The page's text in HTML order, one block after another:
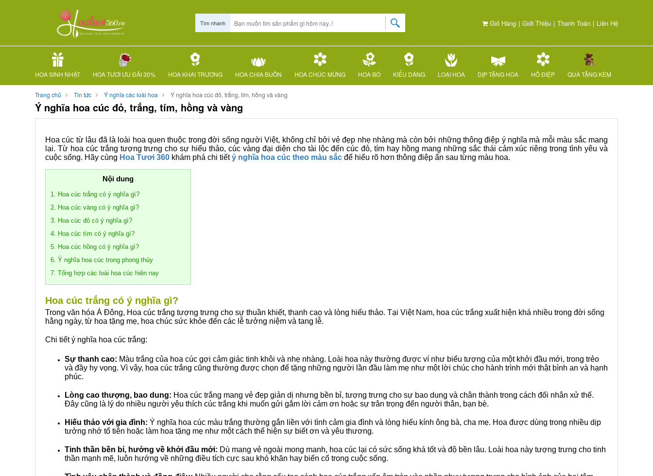
Giỏ Hàng | Giới Thiệu | Thanh Toán | Liên Hệ
Tìm nhanh
HOA SINH NHẬT HOA TƯƠI ƯU ĐÃI 30% HOA KHAI TRƯƠNG HOA CHIA BUỒN HOA CHÚC MỪNG HOA BÓ KIỂU DÁNG LOẠI HOA DỊP TẶNG HOA HỒ ĐIỆP QUÀ TẶNG KÈM
Trang chủ Tin tức Ý nghĩa các loài hoa Ý nghĩa hoa cúc đỏ, trắng, tím, hồng và vàng
Ý nghĩa hoa cúc đỏ, trắng, tím, hồng và vàng
Hoa cúc từ lâu đã là loài hoa quen thuộc trong đời sống người Việt, không chỉ bởi vẻ đẹp nhẹ nhàng mà còn bởi những thông điệp ý nghĩa mà mỗi màu sắc mang
lại. Từ hoa cúc trắng tượng trưng cho sự hiếu thảo, cúc vàng đại diện cho tài lộc đến cúc đỏ, tím hay hồng mang những sắc thái cảm xúc riêng trong tình yêu và
cuộc sống. Hãy cùng Hoa Tươi 360 khám phá chi tiếtý nghĩa hoa cúc theo màu sắc để hiểu rõ hơn thông điệp ẩn sau từng màu hoa.
Nội dung
1. Hoa cúc trắng có ý nghĩa gì?
2. Hoa cúc vàng có ý nghĩa gì?
3. Hoa cúc đỏ có ý nghĩa gì?
4. Hoa cúc tím có ý nghĩa gì?
5. Hoa cúc hồng có ý nghĩa gì?
6. Ý nghĩa hoa cúc trong phong thủy
7. Tổng hợp các loài hoa cúc hiện nay
Hoa cúc trắng có ý nghĩa gì?
Trong văn hóa Á Đông, Hoa cúc trắng tượng trưng cho sự thuần khiết, thanh cao và lòng hiếu thảo. Tại Việt Nam, hoa cúc trắng xuất hiện khá nhiều trong đời sống
hằng ngày, từ hoa tặng mẹ, hoa chúc sức khỏe đến các lễ tưởng niệm và tang lễ.
Chi tiết ý nghĩa hoa cúc trắng:
Sự thanh cao: Màu trắng của hoa cúc gợi cảm giác tinh khôi và nhẹ nhàng. Loài hoa này thường được ví như biểu tượng của một khởi đầu mới, trong trẻo
và đầy hy vọng. Vì vậy, hoa cúc trắng cũng thường được chọn để tặng những người lần đầu làm mẹ như một lời chúc cho hành trình mới thật bình an và hạnh
phúc.
Lòng cao thượng, bao dung: Hoa cúc trắng mang vẻ đẹp giản dị nhưng bền bỉ, tượng trưng cho sự bao dung và chân thành trong cách đối nhân xử thế.
Đây cũng là lý do nhiều người yêu thích cúc trắng khi muốn gửi gắm lời cảm ơn hoặc sự trân trọng đến người thân, bạn bè.
Hiếu thảo với gia đình: Ý nghĩa hoa cúc màu trắng thường gắn liền với tình cảm gia đình và lòng hiếu kính ông bà, cha mẹ. Hoa được dùng trong nhiều dịp
tưởng nhớ tổ tiên hoặc làm hoa tặng mẹ như một cách thể hiện sự biết ơn và yêu thương.
Tinh thần bền bỉ, hướng về khởi đầu mới: Dù mang vẻ ngoài mong manh, hoa cúc lại có sức sống khá tốt và độ bền lâu. Loài hoa này tượng trưng cho tinh
thần mạnh mẽ, luôn hướng về những điều tích cực sau khó khăn hay biến cố trong cuộc sống.